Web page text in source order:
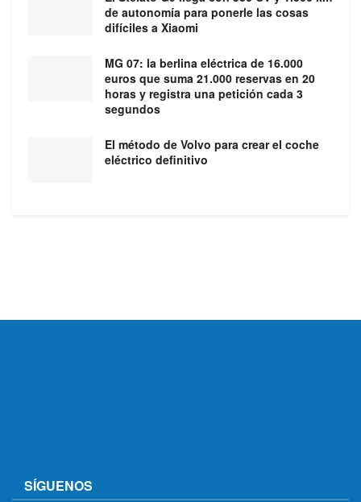
de autonomía para ponerle las cosas
difíciles a Xiaomi
MG 07: la berlina eléctrica de 16.000
euros que suma 21.000 reservas en 20
horas y registra una petición cada 3
segundos
El método de Volvo para crear el coche
eléctrico definitivo
SÍGUENOS